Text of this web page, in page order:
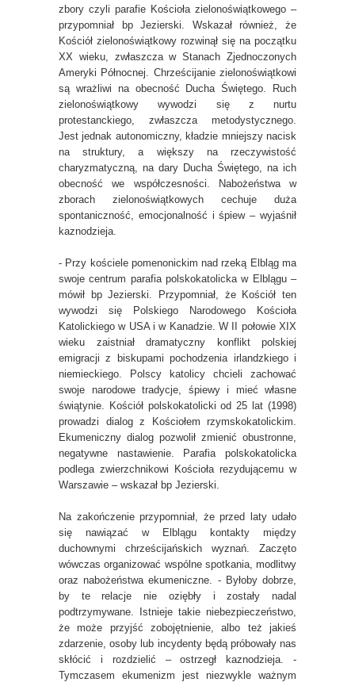
zbory czyli parafie Kościoła zielonoświątkowego –
przypomniał bp Jezierski. Wskazał również, że
Kościół zielonoświątkowy rozwinął się na początku
XX wieku, zwłaszcza w Stanach Zjednoczonych
Ameryki Północnej. Chrześcijanie zielonoświątkowi
są wrażliwi na obecność Ducha Świętego. Ruch
zielonoświątkowy wywodzi się z nurtu
protestanckiego, zwłaszcza metodystycznego.
Jest jednak autonomiczny, kładzie mniejszy nacisk
na struktury, a większy na rzeczywistość
charyzmatyczną, na dary Ducha Świętego, na ich
obecność we współczesności. Nabożeństwa w
zborach zielonoświątkowych cechuje duża
spontaniczność, emocjonalność i śpiew – wyjaśnił
kaznodzieja.
- Przy kościele pomenonickim nad rzeką Elbląg ma
swoje centrum parafia polskokatolicka w Elblągu –
mówił bp Jezierski. Przypomniał, że Kościół ten
wywodzi się Polskiego Narodowego Kościoła
Katolickiego w USA i w Kanadzie. W II połowie XIX
wieku zaistniał dramatyczny konflikt polskiej
emigracji z biskupami pochodzenia irlandzkiego i
niemieckiego. Polscy katolicy chcieli zachować
swoje narodowe tradycje, śpiewy i mieć własne
świątynie. Kościół polskokatolicki od 25 lat (1998)
prowadzi dialog z Kościołem rzymskokatolickim.
Ekumeniczny dialog pozwolił zmienić obustronne,
negatywne nastawienie. Parafia polskokatolicka
podlega zwierzchnikowi Kościoła rezydującemu w
Warszawie – wskazał bp Jezierski.
Na zakończenie przypomniał, że przed laty udało
się nawiązać w Elblągu kontakty między
duchownymi chrześcijańskich wyznań. Zaczęto
wówczas organizować wspólne spotkania, modlitwy
oraz nabożeństwa ekumeniczne. - Byłoby dobrze,
by te relacje nie oziębły i zostały nadal
podtrzymywane. Istnieje takie niebezpieczeństwo,
że może przyjść zobojętnienie, albo też jakieś
zdarzenie, osoby lub incydenty będą próbowały nas
skłócić i rozdzielić – ostrzegł kaznodzieja. -
Tymczasem ekumenizm jest niezwykle ważnym